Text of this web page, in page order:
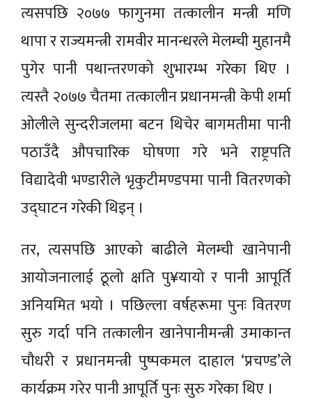
त्यसपछि २०७७ फागुनमा तत्कालीन मन्त्री मणि
थापा र राज्यमन्त्री रामवीर मानन्धरले मेलम्ची मुहानमै
पुगेर पानी पथान्तरणको शुभारम्भ गरेका थिए ।
त्यस्तै २०७७ चैतमा तत्कालीन प्रधानमन्त्री केपी शर्मा
ओलीले सुन्दरीजलमा बटन थिचेर बागमतीमा पानी
पठाउँदै औपचारिक घोषणा गरे भने राष्ट्रपति
विद्यादेवी भण्डारीले भृकुटीमण्डपमा पानी वितरणको
उद्घाटन गरेकी थिइन् ।
तर, त्यसपछि आएको बाढीले मेलम्ची खानेपानी
आयोजनालाई ठूलो क्षति पु¥यायो र पानी आपूर्ति
अनियमित भयो । पछिल्ला वर्षहरूमा पुनः वितरण
सुरु गर्दा पनि तत्कालीन खानेपानीमन्त्री उमाकान्त
चौधरी र प्रधानमन्त्री पुष्पकमल दाहाल ‘प्रचण्ड’ले
कार्यक्रम गरेर पानी आपूर्ति पुनः सुरु गरेका थिए ।